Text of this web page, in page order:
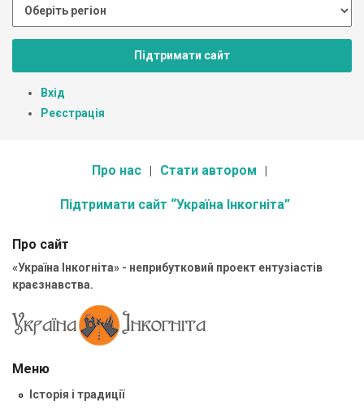
Підтримати сайт
Вхід
Реєстрація
Про нас Стати автором
Підтримати сайт “Україна Інкогніта”
Про сайт
«Україна Інкогніта» - неприбутковий проект ентузіастів
краєзнавства.
Меню
Історія і традиції